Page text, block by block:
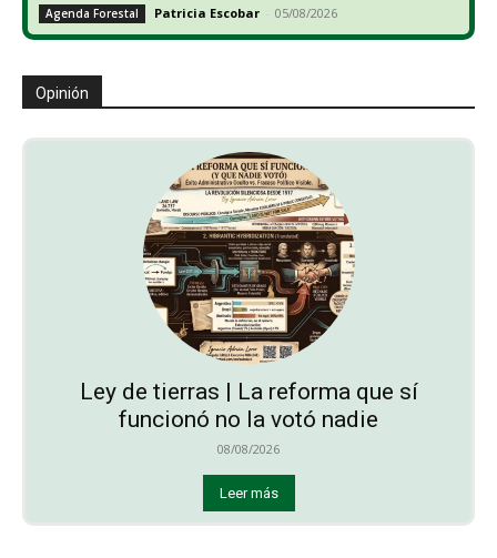
Agenda Forestal Patricia Escobar - 05/08/2026
Opinión
Ley de tierras | La reforma que sí
funcionó no la votó nadie
08/08/2026
Leer más